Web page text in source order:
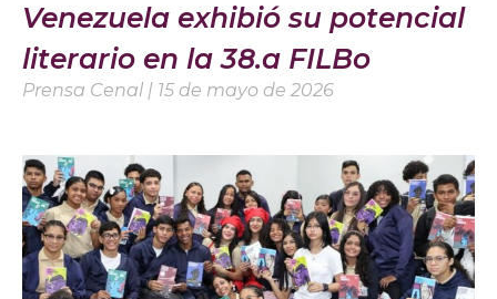
Venezuela exhibió su potencial
literario en la 38.a FILBo
Prensa Cenal 15 de mayo de 2026